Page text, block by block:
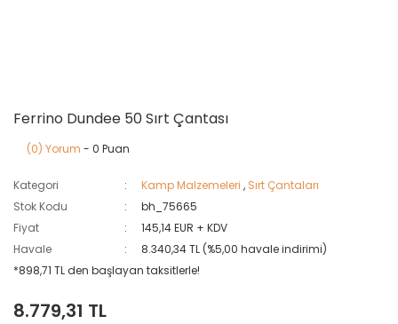
Ferrino Dundee 50 Sırt Çantası
(0) Yorum - 0 Puan
Kategori Kamp Malzemeleri , Sırt Çantaları
Stok Kodu
bh_75665
Fiyat
145,14 EUR + KDV
Havale
8.340,34 TL (%5,00 havale indirimi)
*898,71 TL den başlayan taksitlerle!
8.779,31 TL